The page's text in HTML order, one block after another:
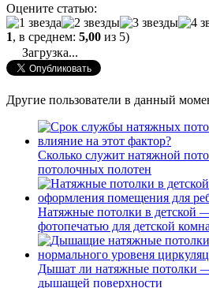
Оцените статью:
1, в среднем: 5,00 из 5)
Загрузка...
Другие пользователи в данный
Сколько служит натяжной
потолочных полотен
Натяжные потолки в детской
фотопечатью для детской
Дышат ли натяжные потолки
дышащей поверхности